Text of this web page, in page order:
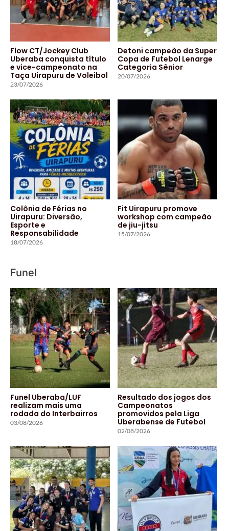
Flow CT/Jockey Club
Uberaba conquista título
e vice-campeonato na
Taça Uirapuru de Voleibol
23/07/2026
Detoni campeão da Super
Copa de Futebol Lenarge
Categoria Sênior
20/07/2026
Colônia de Férias no
Uirapuru: Diversão,
Esporte e
Responsabilidade
18/07/2026
Fit Uirapuru promove
workshop com campeão
de jiu-jitsu
15/07/2026
Funel
Funel Uberaba/LUF
realizam mais uma
rodada do Interbairros
03/08/2026
Resultado dos jogos dos
Campeonatos
promovidos pela Liga
Uberabense de Futebol
02/08/2026